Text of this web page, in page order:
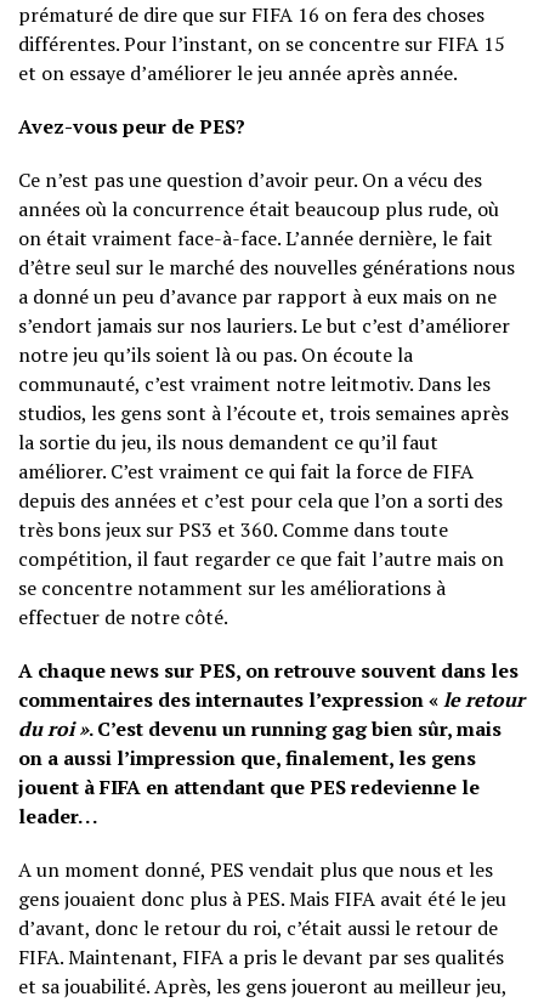
prématuré de dire que sur FIFA 16 on fera des choses
différentes. Pour l’instant, on se concentre sur FIFA 15
et on essaye d’améliorer le jeu année après année.
Avez-vous peur de PES?
Ce n’est pas une question d’avoir peur. On a vécu des
années où la concurrence était beaucoup plus rude, où
on était vraiment face-à-face. L’année dernière, le fait
d’être seul sur le marché des nouvelles générations nous
a donné un peu d’avance par rapport à eux mais on ne
s’endort jamais sur nos lauriers. Le but c’est d’améliorer
notre jeu qu’ils soient là ou pas. On écoute la
communauté, c’est vraiment notre leitmotiv. Dans les
studios, les gens sont à l’écoute et, trois semaines après
la sortie du jeu, ils nous demandent ce qu’il faut
améliorer. C’est vraiment ce qui fait la force de FIFA
depuis des années et c’est pour cela que l’on a sorti des
très bons jeux sur PS3 et 360. Comme dans toute
compétition, il faut regarder ce que fait l’autre mais on
se concentre notamment sur les améliorations à
effectuer de notre côté.
A chaque news sur PES, on retrouve souvent dans les
commentaires des internautes l’expression«le retour
du roi ». C’est devenu un running gag bien sûr, mais
on a aussi l’impression que, finalement, les gens
jouent à FIFA en attendant que PES redevienne le
leader. . .
A un moment donné, PES vendait plus que nous et les
gens jouaient donc plus à PES. Mais FIFA avait été le jeu
d’avant, donc le retour du roi, c’était aussi le retour de
FIFA. Maintenant, FIFA a pris le devant par ses qualités
et sa jouabilité. Après, les gens joueront au meilleur jeu,